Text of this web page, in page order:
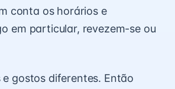
conta os horários e
em particular, revezem-se ou
gostos diferentes. Então